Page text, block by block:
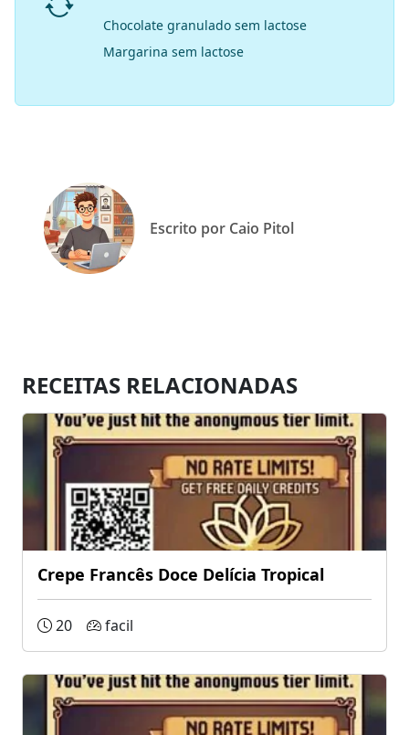
Chocolate granulado sem lactose
Margarina sem lactose
Escrito por Caio Pitol
RECEITAS RELACIONADAS
Crepe Francês Doce Delícia Tropical
20 facil